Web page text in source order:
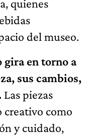
quienes
del museo.
gira en torno a
sus cambios,
Las piezas
creativo como
y cuidado,